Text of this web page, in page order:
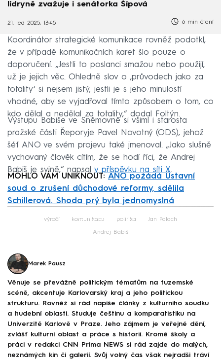
lídryně zvažuje i senátorka Šípová
21. led 2025, 13:45 6 min čtení
Koordinátor strategické komunikace rovněž podotkl,
že v případě komunikačních karet šlo pouze o
doporučení. „Jestli to poslanci smažou nebo použijí,
už je jejich věc. Ohledně slov o ‚průvodech jako za
totality‘ si nejsem jistý, jestli je s jeho minulostí
vhodné, aby se vyjadřoval tímto způsobem o tom, co
kdo dělal a nedělal za totality,“ dodal Foltýn.
Výstupu Babiše ve Sněmovně si všiml i starosta
pražské části Řeporyje Pavel Novotný (ODS), jehož
šéf ANO ve svém projevu také jmenoval. „Jako slušně
vychovaný člověk cítím, že se hodí říci, že Andrej
Babiš je svině,“ napsal v příspěvku na síti X.
MOHLO VÁM UNIKNOUT: ANO požádá Ústavní
soud o zrušení důchodové reformy, sdělila
Schillerová. Shoda prý byla jednomyslná
Failed to fetch
výročí komunikace politika Jan Palach
Andrej Babiš
Marek Pausz
Věnuje se převážně politickým tématům na tuzemské
scéně, akcentuje Karlovarský kraj a jeho politickou
strukturu. Rovněž si rád napíše články z kulturního soudku
a hudební oblasti. Studuje češtinu a komparatistiku na
Univerzitě Karlově v Praze. Jeho zájmem je veřejné dění,
zvlášť kulturní oblast a práce s historií. Kromě školy a
práci v redakci CNN Prima NEWS si rád zajde do malých,
neznámých kin či galerií. Svůj volný čas však nejradši tráví